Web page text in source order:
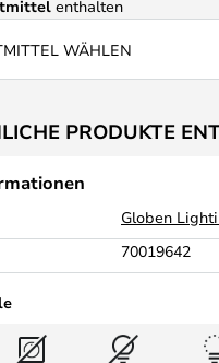
enthalten
WÄHLEN
PRODUKTE
Globen
70019642